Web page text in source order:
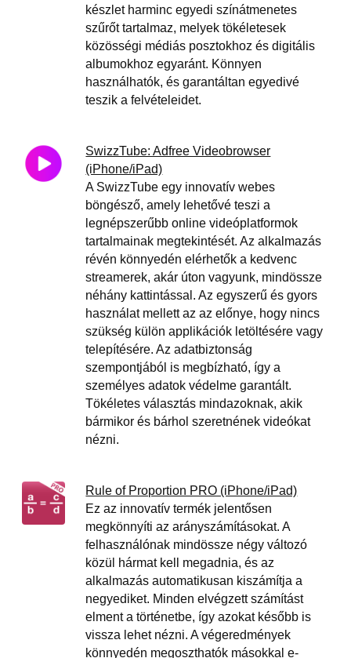
készlet harminc egyedi színátmenetes
szűrőt tartalmaz, melyek tökéletesek
közösségi médiás posztokhoz és digitális
albumokhoz egyaránt. Könnyen
használhatók, és garantáltan egyedivé
teszik a felvételeidet.
SwizzTube: Adfree Videobrowser
(iPhone/iPad)
A SwizzTube egy innovatív webes
böngésző, amely lehetővé teszi a
legnépszerűbb online videóplatformok
tartalmainak megtekintését. Az alkalmazás
révén könnyedén elérhetők a kedvenc
streamerek, akár úton vagyunk, mindössze
néhány kattintással. Az egyszerű és gyors
használat mellett az az előnye, hogy nincs
szükség külön applikációk letöltésére vagy
telepítésére. Az adatbiztonság
szempontjából is megbízható, így a
személyes adatok védelme garantált.
Tökéletes választás mindazoknak, akik
bármikor és bárhol szeretnének videókat
nézni.
Rule of Proportion PRO (iPhone/iPad)
Ez az innovatív termék jelentősen
megkönnyíti az arányszámításokat. A
felhasználónak mindössze négy változó
közül hármat kell megadnia, és az
alkalmazás automatikusan kiszámítja a
negyediket. Minden elvégzett számítást
elment a történetbe, így azokat később is
vissza lehet nézni. A végeredmények
könnyedén megoszthatók másokkal e-